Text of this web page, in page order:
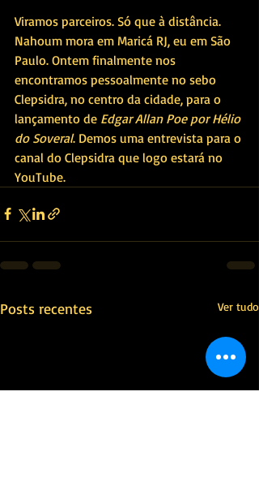
Viramos parceiros. Só que à distância.
Nahoum mora em Maricá RJ, eu em São
Paulo. Ontem finalmente nos
encontramos pessoalmente no sebo
Clepsidra, no centro da cidade, para o
lançamento de Edgar Allan Poe por Hélio
do Soveral. Demos uma entrevista para o
canal do Clepsidra que logo estará no
YouTube.
Posts recentes Ver tudo